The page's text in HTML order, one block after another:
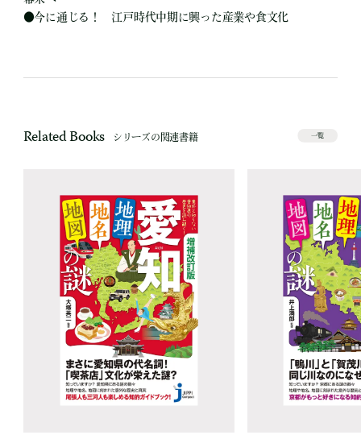
●今に通じる！ 江戸時代中期に興った産業や食文化
Related Books シリーズの関連書籍 一覧